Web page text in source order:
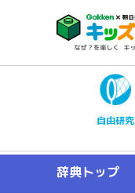
自由研究
辞典トップ